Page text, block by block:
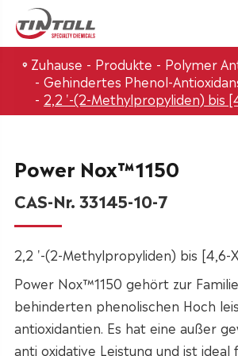
Zuhause Produkte
Polymer
Gehindertes Phenol-
2,2 '-(2-Methylpropyliden) bis
Power Nox™1150
CAS-Nr. 33145-10-7
2,2 '-(2-Methylpropyliden) bis [4,6-
Power Nox™1150 gehört zur
behinderten phenolischen Hoch
antioxidantien. Es hat eine außer
anti oxidative Leistung und ist ideal